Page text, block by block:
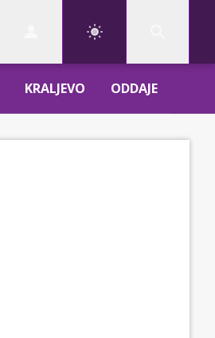
KRALJEVO ODDAJE